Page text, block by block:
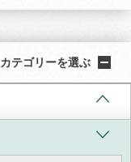
カテゴリーを選ぶ